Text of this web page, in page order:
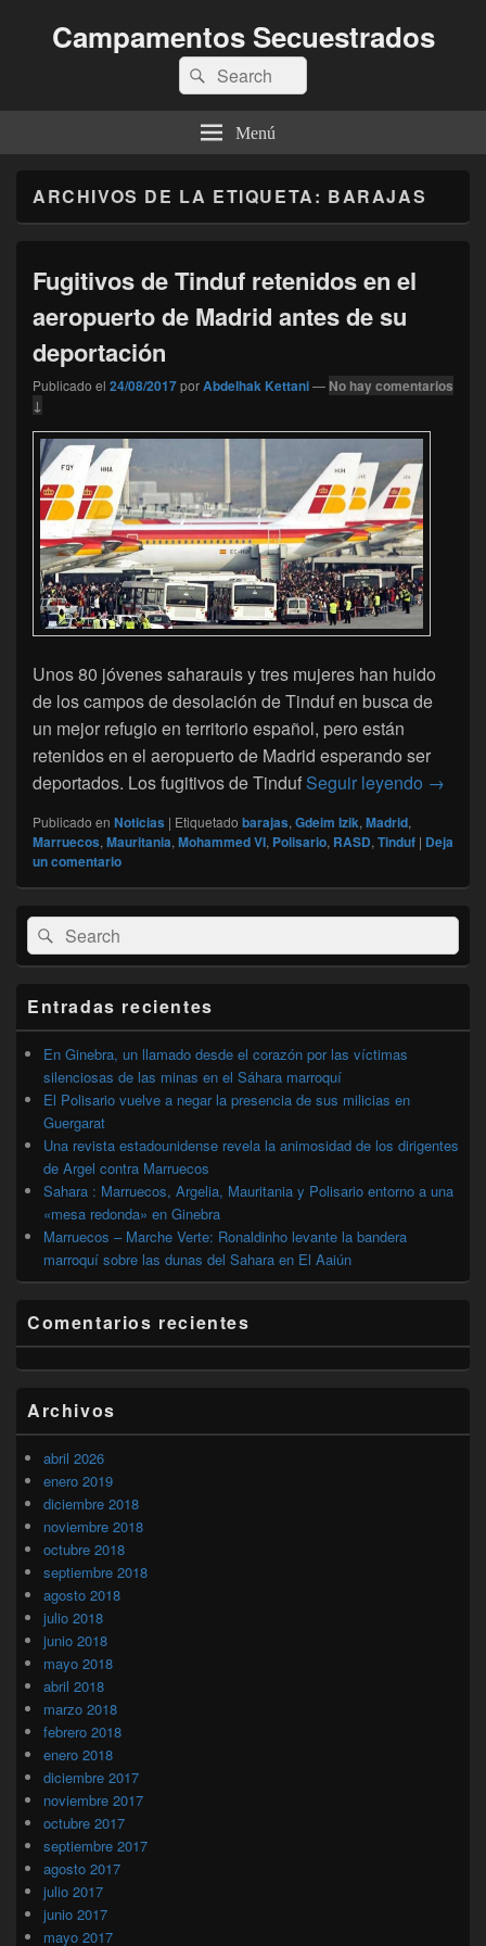
Campamentos Secuestrados
Buscar
por:
Buscar
Menú
ARCHIVOS DE LA ETIQUETA: BARAJAS
Fugitivos de Tinduf retenidos en el
aeropuerto de Madrid antes de su
deportación
Publicado el 24/08/2017porAbdelhak Kettani— No hay comentarios
↓
Unos 80 jóvenes saharauis y tres mujeres han huido
de los campos de desolación de Tinduf en busca de
un mejor refugio en territorio español, pero están
retenidos en el aeropuerto de Madrid esperando ser
deportados. Los fugitivos de Tinduf Seguir leyendo →
Publicado en Noticias | Etiquetado barajas,Gdeim Izik,Madrid,
Marruecos,Mauritania,Mohammed VI, Polisario, RASD,Tinduf | Deja
un comentario
El
área
de
lateral
primaria
Buscar
por:
Buscar
Entradas recientes
En Ginebra, un llamado desde el corazón por las víctimas
silenciosas de las minas en el Sáhara marroquí
El Polisario vuelve a negar la presencia de sus milicias en
Guergarat
Una revista estadounidense revela la animosidad de los dirigentes
de Argel contra Marruecos
Sahara : Marruecos, Argelia, Mauritania y Polisario entorno a una
«mesa redonda» en Ginebra
Marruecos – Marche Verte: Ronaldinho levante la bandera
marroquí sobre las dunas del Sahara en El Aaiún
Comentarios recientes
Archivos
abril 2026
enero 2019
diciembre 2018
noviembre 2018
octubre 2018
septiembre 2018
agosto 2018
julio 2018
junio 2018
mayo 2018
abril 2018
marzo 2018
febrero 2018
enero 2018
diciembre 2017
noviembre 2017
octubre 2017
septiembre 2017
agosto 2017
julio 2017
junio 2017
mayo 2017